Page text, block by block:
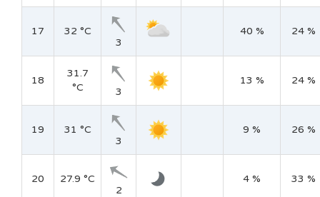
17
32 °C
3
40 % 24 %
18
31.7
°C
3
13 % 24 %
19
31 °C
3
9 % 26 %
20
27.9 °C
2
4 % 33 %